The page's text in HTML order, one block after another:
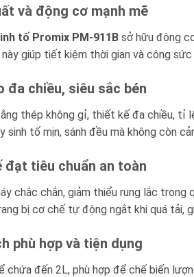
và động cơ mạnh mẽ
tố Promix PM-911B sở hữu động
giúp tiết kiệm thời gian và công
đa chiều, siêu sắc bén
thép không gỉ, thiết kế đa chiều, tỉ
sinh tố mịn, sánh đều mà không còn
đạt tiêu chuẩn an toàn
chắc chắn, giảm thiểu rung lắc trong
bị cơ chế tự động ngắt khi quá tải,
phù hợp và tiện dụng
chứa đến 2L, phù hợp để chế biến